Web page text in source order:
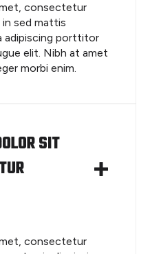
consectetur
sed mattis
adipiscing porttitor
elit. Nibh at amet
morbi enim.
SIT
consectetur